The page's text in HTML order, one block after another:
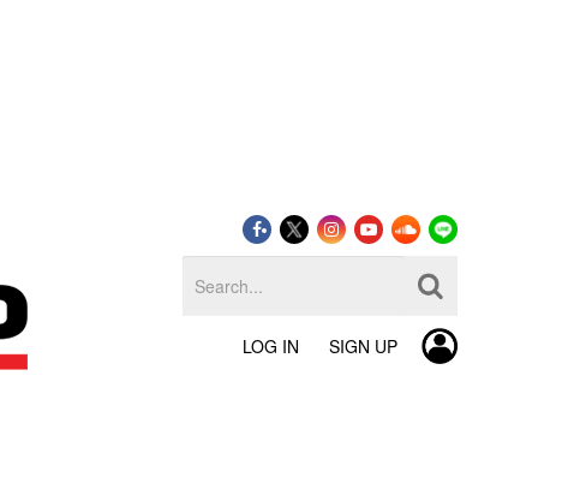
LOG IN SIGN UP